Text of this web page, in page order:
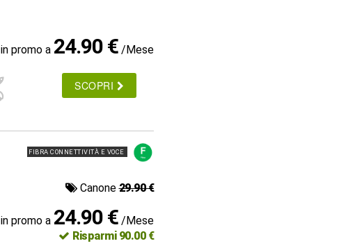
in promo a 24.90 € /Mese
SCOPRI
FIBRA CONNETTIVITÀ E VOCE
Canone29.90 €
in promo a 24.90 € /Mese
Risparmi 90.00 €